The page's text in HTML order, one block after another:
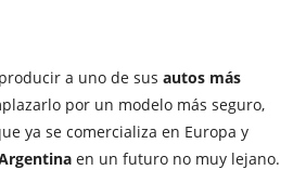
a uno de sus autos más
por un modelo más seguro,
ya se comercializa en Europa y
en un futuro no muy lejano.